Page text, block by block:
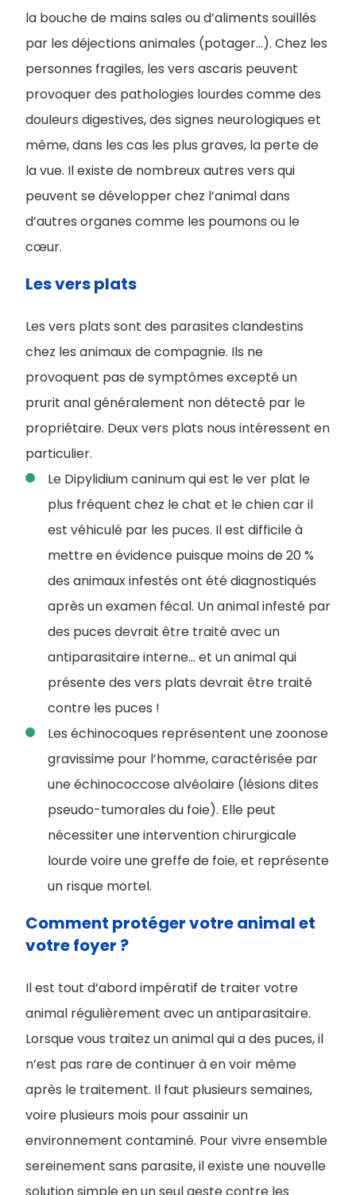
la bouche de mains sales ou d’aliments souillés
par les déjections animales (potager...). Chez les
personnes fragiles, les vers ascaris peuvent
provoquer des pathologies lourdes comme des
douleurs digestives, des signes neurologiques et
même, dans les cas les plus graves, la perte de
la vue. Il existe de nombreux autres vers qui
peuvent se développer chez l’animal dans
d’autres organes comme les poumons ou le
cœur.
Les vers plats
Les vers plats sont des parasites clandestins
chez les animaux de compagnie. Ils ne
provoquent pas de symptômes excepté un
prurit anal généralement non détecté par le
propriétaire. Deux vers plats nous intéressent en
particulier.
Le Dipylidium caninum qui est le ver plat le
plus fréquent chez le chat et le chien car il
est véhiculé par les puces. Il est difficile à
mettre en évidence puisque moins de 20 %
des animaux infestés ont été diagnostiqués
après un examen fécal. Un animal infesté par
des puces devrait être traité avec un
antiparasitaire interne... et un animal qui
présente des vers plats devrait être traité
contre les puces !
Les échinocoques représentent une zoonose
gravissime pour l’homme, caractérisée par
une échinococcose alvéolaire (lésions dites
pseudo-tumorales du foie). Elle peut
nécessiter une intervention chirurgicale
lourde voire une greffe de foie, et représente
un risque mortel.
Comment protéger votre animal et
votre foyer ?
Il est tout d’abord impératif de traiter votre
animal régulièrement avec un antiparasitaire.
Lorsque vous traitez un animal qui a des puces, il
n’est pas rare de continuer à en voir même
après le traitement. Il faut plusieurs semaines,
voire plusieurs mois pour assainir un
environnement contaminé. Pour vivre ensemble
sereinement sans parasite, il existe une nouvelle